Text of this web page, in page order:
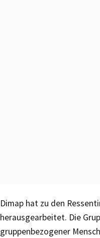
Dimap hat zu den
herausgearbeitet. Die
gruppenbezogener